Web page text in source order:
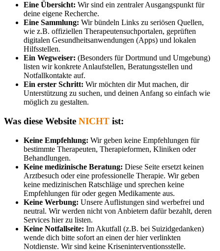
Eine Übersicht: Wir sind ein zentraler Ausgangspunkt für
deine eigene Recherche.
Eine Sammlung: Wir bündeln Links zu seriösen Quellen,
wie z.B. offiziellen Therapeutensuchportalen, geprüften
digitalen Gesundheitsanwendungen (Apps) und lokalen
Hilfsstellen.
Ein Wegweiser: (Besonders für Dortmund und Umgebung)
listen wir konkrete Anlaufstellen, Beratungsstellen und
Notfallkontakte auf.
Ein erster Schritt: Wir möchten dir Mut machen, dir
Unterstützung zu suchen, und deinen Anfang so einfach wie
möglich zu gestalten.
Was diese Website NICHT ist:
Keine Empfehlung: Wir geben keine Empfehlungen für
bestimmte Therapeuten, Therapieformen, Kliniken oder
Behandlungen.
Keine medizinische Beratung: Diese Seite ersetzt keinen
Arztbesuch oder eine professionelle Therapie. Wir geben
keine medizinischen Ratschläge und sprechen keine
Empfehlungen für oder gegen Medikamente aus.
Keine Werbung: Unsere Auflistungen sind werbefrei und
neutral. Wir werden nicht von Anbietern dafür bezahlt, deren
Services hier zu listen.
Keine Notfallseite: Im Akutfall (z.B. bei Suizidgedanken)
wende dich bitte sofort an einen der hier verlinkten
Notdienste. Wir sind keine Kriseninterventionsstelle.